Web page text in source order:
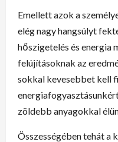
Emellett azok a
elég nagy hangsúlyt
hőszigetelés és energia
felújításoknak az
sokkal kevesebbet kell
zöldebb anyagokkal
Összességében tehát a